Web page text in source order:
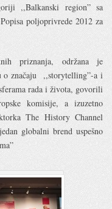
,,Balkanski region” sa
poljoprivrede 2012 za
priznanja, održana je
značaju ,,storytelling”-a i
rada i života, govorili
komisije, a izuzetno
The History Channel
globalni brend uspešno